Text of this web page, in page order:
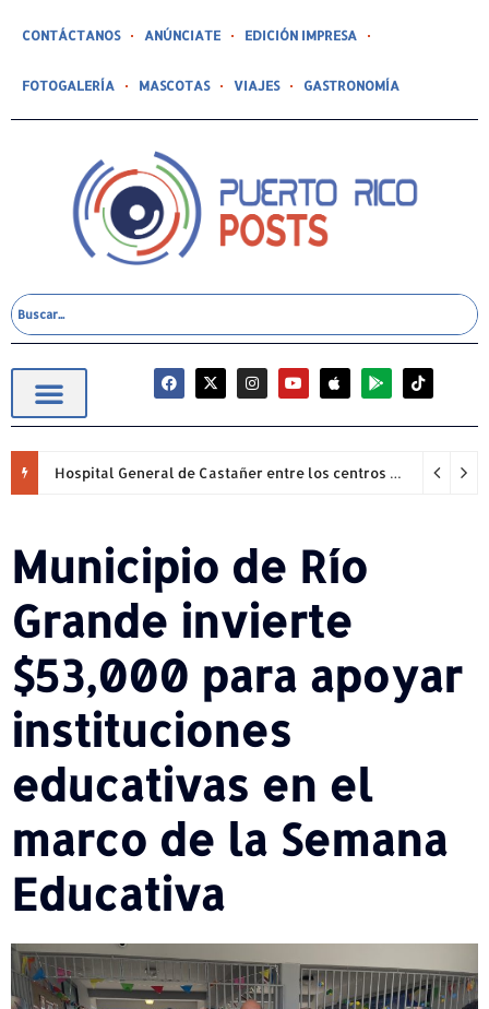
CONTÁCTANOS ANÚNCIATE EDICIÓN IMPRESA
FOTOGALERÍA MASCOTAS VIAJES GASTRONOMÍA
Hospital General de Castañer entre los centros de salud comunitarios con mejor desempeño clínico de Estados Unidos
Municipio de Río
Grande invierte
$53,000 para apoyar
instituciones
educativas en el
marco de la Semana
Educativa